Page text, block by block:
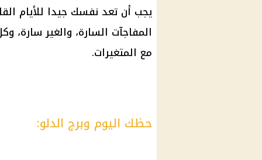
يجب أن تعد نفسك جيدا للأيام
المفاجآت السارة، والغير سارة،
مع المتغيرات.
حظك اليوم وبرج الدلو: